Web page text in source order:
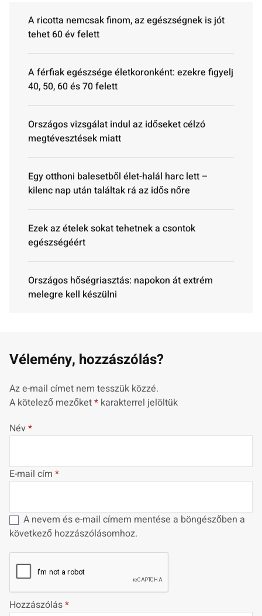
A ricotta nemcsak finom, az egészségnek is jót
tehet 60 év felett
A férfiak egészsége életkoronként: ezekre figyelj
40, 50, 60 és 70 felett
Országos vizsgálat indul az időseket célzó
megtévesztések miatt
Egy otthoni balesetből élet-halál harc lett –
kilenc nap után találtak rá az idős nőre
Ezek az ételek sokat tehetnek a csontok
egészségéért
Országos hőségriasztás: napokon át extrém
melegre kell készülni
Vélemény, hozzászólás?
Az e-mail címet nem tesszük közzé.
A kötelező mezőket* karakterrel jelöltük
Név*
E-mail cím *
A nevem és e-mail címem mentése a böngészőben a
következő hozzászólásomhoz.
Hozzászólás*